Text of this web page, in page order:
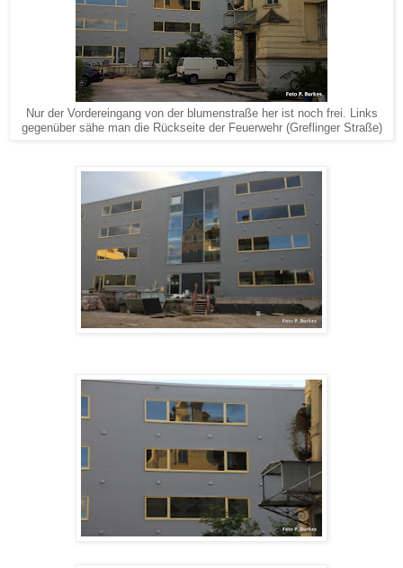
Nur der Vordereingang von der blumenstraße her ist noch frei. Links
gegenüber sähe man die Rückseite der Feuerwehr (Greflinger Straße)